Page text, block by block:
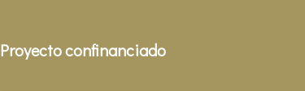
Proyecto confinanciado